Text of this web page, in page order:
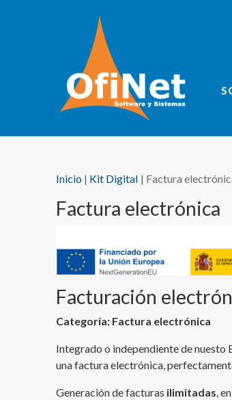
Inicio Kit Digital Factura
Factura electrónica
Facturación
Categoría: Factura electrónica
Integrado o independiente de nuesto
una factura electrónica,
Generación de facturas ilimitadas,